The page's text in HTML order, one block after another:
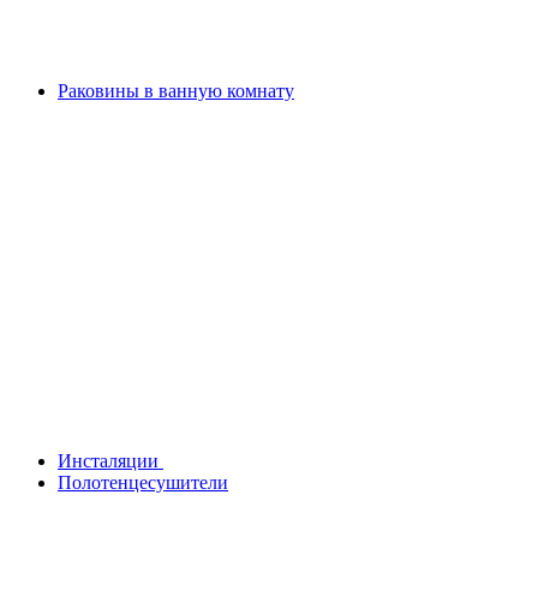
Раковины в ванную комнату
Инсталяции
Полотенцесушители